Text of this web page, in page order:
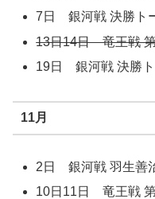
7日 銀河戦 決勝ト
13日14日 竜王戦
19日 銀河戦 決勝ト
11月
2日 銀河戦 羽生善
10日11日 竜王戦